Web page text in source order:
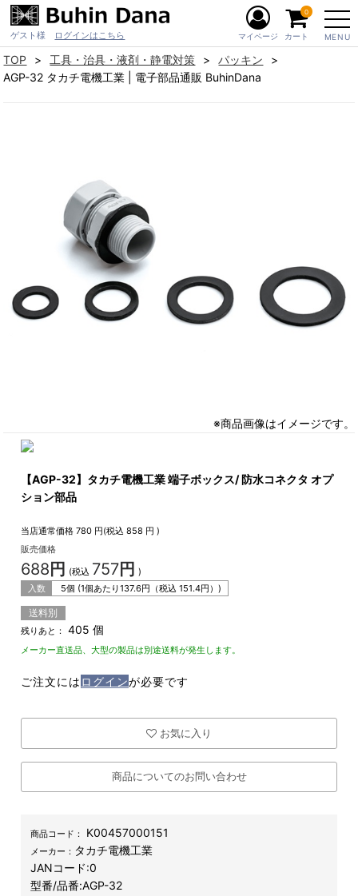
ゲスト様 ログインはこちら MENU
マイページ カート
0
TOP 工具・治具・液剤・静電対策
パッキン
AGP-32 タカチ電機工業 | 電子部品通販 BuhinDana
※商品画像はイメージです。
【AGP-32】タカチ電機工業 端子ボックス/ 防水コネクタ オプ
ション部品
当店通常価格 780 円(税込858 円 )
販売価格
688 円 (税込 757円 )
入数
5個 (1個あたり137.6円（税込151.4円）)
送料別
残りあと： 405 個
メーカー直送品、大型の製品は別途送料が発生します。
ご注文には ログインが必要です
お気に入り
商品についてのお問い合わせ
商品コード： K00457000151
メーカー： タカチ電機工業
JANコード:0
型番/品番:AGP-32